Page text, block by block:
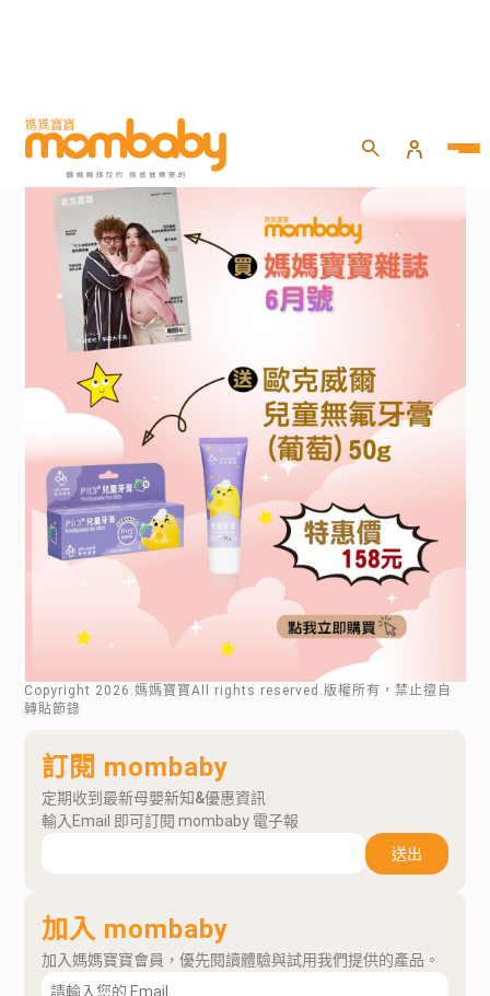
Copyright 2026 .媽媽寶寶All rights reserved.版權所有，禁止擅自
轉貼節錄
訂閱 mombaby
定期收到最新母嬰新知&優惠資訊
輸入Email 即可訂閱 mombaby 電子報
送出
加入 mombaby
加入媽媽寶寶會員，優先閱讀體驗與試用我們提供的產品。